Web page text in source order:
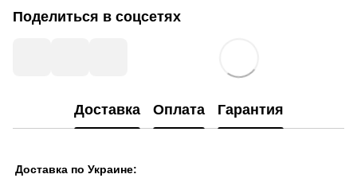
Поделиться в соцсетях
Доставка Оплата Гарантия
Доставка по Украине: